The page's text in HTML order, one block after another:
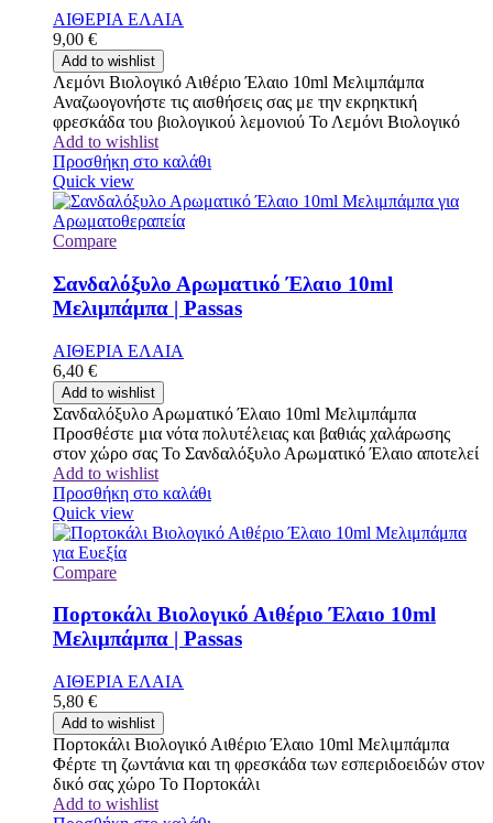
ΑΙΘΕΡΙΑ ΕΛΑΙΑ
9,00 €
Add to wishlist
Λεμόνι Βιολογικό Αιθέριο Έλαιο 10ml Μελιμπάμπα
Αναζωογονήστε τις αισθήσεις σας με την εκρηκτική
φρεσκάδα του βιολογικού λεμονιού Το Λεμόνι Βιολογικό
Add to wishlist
Προσθήκη στο καλάθι
Quick view
Compare
Σανδαλόξυλο Αρωματικό Έλαιο 10ml
Μελιμπάμπα | Passas
ΑΙΘΕΡΙΑ ΕΛΑΙΑ
6,40 €
Add to wishlist
Σανδαλόξυλο Αρωματικό Έλαιο 10ml Μελιμπάμπα
Προσθέστε μια νότα πολυτέλειας και βαθιάς χαλάρωσης
στον χώρο σας Το Σανδαλόξυλο Αρωματικό Έλαιο αποτελεί
Add to wishlist
Προσθήκη στο καλάθι
Quick view
Compare
Πορτοκάλι Βιολογικό Αιθέριο Έλαιο 10ml
Μελιμπάμπα | Passas
ΑΙΘΕΡΙΑ ΕΛΑΙΑ
5,80 €
Add to wishlist
Πορτοκάλι Βιολογικό Αιθέριο Έλαιο 10ml Μελιμπάμπα
Φέρτε τη ζωντάνια και τη φρεσκάδα των εσπεριδοειδών στον
δικό σας χώρο Το Πορτοκάλι
Add to wishlist